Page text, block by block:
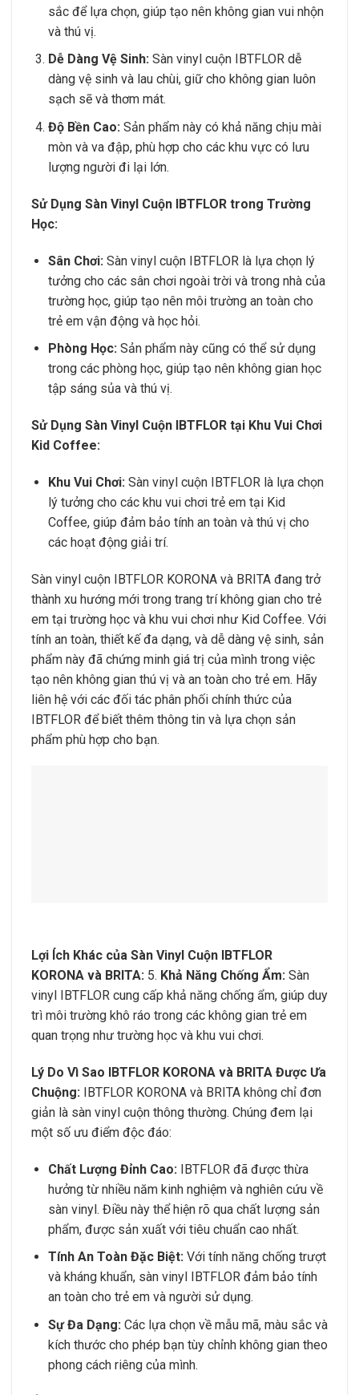
sắc để lựa chọn, giúp tạo nên không gian vui nhộn
và thú vị.
Dễ Dàng Vệ Sinh:Sàn vinyl cuộn IBTFLOR dễ
dàng vệ sinh và lau chùi, giữ cho không gian luôn
sạch sẽ và thơm mát.
Độ Bền Cao:Sản phẩm này có khả năng chịu mài
mòn và va đập, phù hợp cho các khu vực có lưu
lượng người đi lại lớn.
Sử Dụng Sàn Vinyl Cuộn IBTFLOR trong Trường
Học:
Sân Chơi: Sàn vinyl cuộn IBTFLOR là lựa chọn lý
tưởng cho các sân chơi ngoài trời và trong nhà của
trường học, giúp tạo nên môi trường an toàn cho
trẻ em vận động và học hỏi.
Phòng Học:Sản phẩm này cũng có thể sử dụng
trong các phòng học, giúp tạo nên không gian học
tập sáng sủa và thú vị.
Sử Dụng Sàn Vinyl Cuộn IBTFLOR tại Khu Vui Chơi
Kid Coffee:
Khu Vui Chơi: Sàn vinyl cuộn IBTFLOR là lựa chọn
lý tưởng cho các khu vui chơi trẻ em tại Kid
Coffee, giúp đảm bảo tính an toàn và thú vị cho
các hoạt động giải trí.
Sàn vinyl cuộn IBTFLOR KORONA và BRITA đang trở
thành xu hướng mới trong trang trí không gian cho trẻ
em tại trường học và khu vui chơi như Kid Coffee. Với
tính an toàn, thiết kế đa dạng, và dễ dàng vệ sinh, sản
phẩm này đã chứng minh giá trị của mình trong việc
tạo nên không gian thú vị và an toàn cho trẻ em. Hãy
liên hệ với các đối tác phân phối chính thức của
IBTFLOR để biết thêm thông tin và lựa chọn sản
phẩm phù hợp cho bạn.
Lợi Ích Khác của Sàn Vinyl Cuộn IBTFLOR
KORONA và BRITA: 5. Khả Năng Chống Ẩm: Sàn
vinyl IBTFLOR cung cấp khả năng chống ẩm, giúp duy
trì môi trường khô ráo trong các không gian trẻ em
quan trọng như trường học và khu vui chơi.
Lý Do Vì Sao IBTFLOR KORONA và BRITA Được Ưa
Chuộng: IBTFLOR KORONA và BRITA không chỉ đơn
giản là sàn vinyl cuộn thông thường. Chúng đem lại
một số ưu điểm độc đáo:
Chất Lượng Đỉnh Cao: IBTFLOR đã được thừa
hưởng từ nhiều năm kinh nghiệm và nghiên cứu về
sàn vinyl. Điều này thể hiện rõ qua chất lượng sản
phẩm, được sản xuất với tiêu chuẩn cao nhất.
Tính An Toàn Đặc Biệt:Với tính năng chống trượt
và kháng khuẩn, sàn vinyl IBTFLOR đảm bảo tính
an toàn cho trẻ em và người sử dụng.
Sự Đa Dạng:Các lựa chọn về mẫu mã, màu sắc và
kích thước cho phép bạn tùy chỉnh không gian theo
phong cách riêng của mình.